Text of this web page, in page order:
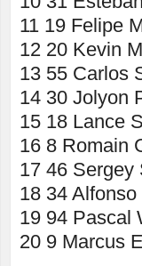
11 19 Felipe
12 20 Kevin
13 55 Carlos
14 30 Jolyon
15 18 Lance
16 8 Romain
17 46 Sergey
18 34
19 94 Pascal
20 9 Marcus